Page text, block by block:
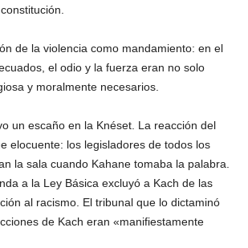
de la violencia como mandamiento: en el
el odio y la fuerza eran no solo
y moralmente necesarios.
un escaño en la Knéset. La reacción del
elocuente: los legisladores de todos los
la sala cuando Kahane tomaba la palabra.
a la Ley Básica excluyó a Kach de las
al racismo. El tribunal que lo dictaminó
de Kach eran «manifiestamente